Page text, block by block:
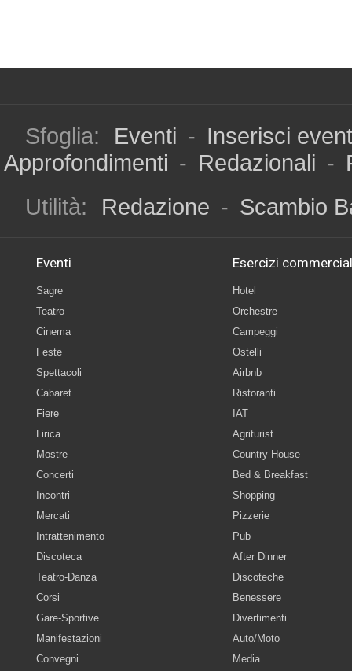
Sfoglia: Eventi - Inserisci
Approfondimenti - Redazionali -
Utilità:
Redazione - Scambio
Eventi
Sagre
Teatro
Cinema
Feste
Spettacoli
Cabaret
Fiere
Lirica
Mostre
Concerti
Incontri
Mercati
Intrattenimento
Discoteca
Teatro-Danza
Corsi
Gare-Sportive
Manifestazioni
Convegni
Esercizi
Hotel
Orchestre
Campeggi
Ostelli
Airbnb
Ristoranti
IAT
Agriturist
Country House
Bed & Breakfast
Shopping
Pizzerie
Pub
After Dinner
Discoteche
Benessere
Divertimenti
Auto/Moto
Media